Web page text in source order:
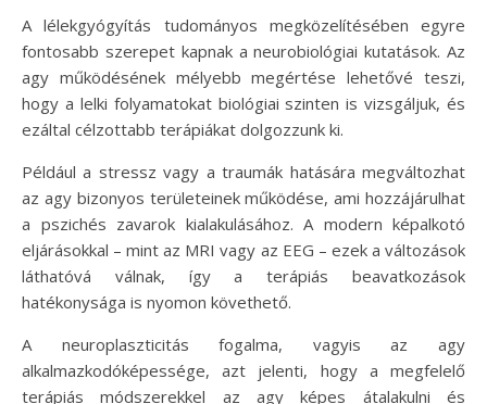
A lélekgyógyítás tudományos megközelítésében egyre
fontosabb szerepet kapnak a neurobiológiai kutatások. Az
agy működésének mélyebb megértése lehetővé teszi,
hogy a lelki folyamatokat biológiai szinten is vizsgáljuk, és
ezáltal célzottabb terápiákat dolgozzunk ki.
Például a stressz vagy a traumák hatására megváltozhat
az agy bizonyos területeinek működése, ami hozzájárulhat
a pszichés zavarok kialakulásához. A modern képalkotó
eljárásokkal – mint az MRI vagy az EEG – ezek a változások
láthatóvá válnak, így a terápiás beavatkozások
hatékonysága is nyomon követhető.
A neuroplaszticitás fogalma, vagyis az agy
alkalmazkodóképessége, azt jelenti, hogy a megfelelő
terápiás módszerekkel az agy képes átalakulni és